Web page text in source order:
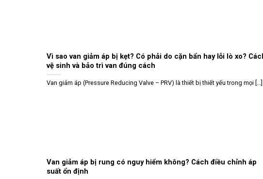
Vì sao van giảm áp bị kẹt? Có phải do cặn bẩn hay lỗi lò xo?
vệ sinh và bảo trì van đúng cách
Van giảm áp (Pressure Reducing Valve – PRV) là thiết bị thiết yếu trong mọi [...]
Van giảm áp bị rung có nguy hiểm không? Cách điều chỉnh áp
suất ổn định